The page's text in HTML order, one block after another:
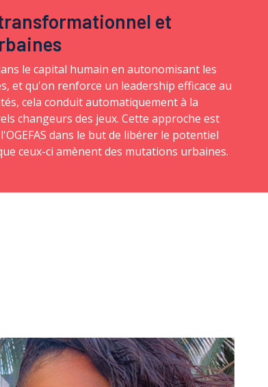
et
le capital humain en autonomisant les
et qu'on renforce un leadership efficace au
cela conduit automatiquement à la
changeurs des jeux. Cette approche est
dans le but de libérer le potentiel
ceux-ci amènent des mutations urbaines.